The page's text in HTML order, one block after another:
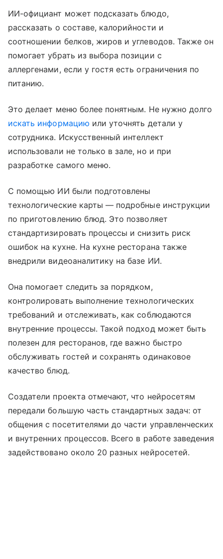
ИИ-официант может подсказать блюдо,
рассказать о составе, калорийности и
соотношении белков, жиров и углеводов. Также он
помогает убрать из выбора позиции с
аллергенами, если у гостя есть ограничения по
питанию.
Это делает меню более понятным. Не нужно долго
искать информацию или уточнять детали у
сотрудника. Искусственный интеллект
использовали не только в зале, но и при
разработке самого меню.
С помощью ИИ были подготовлены
технологические карты — подробные инструкции
по приготовлению блюд. Это позволяет
стандартизировать процессы и снизить риск
ошибок на кухне. На кухне ресторана также
внедрили видеоаналитику на базе ИИ.
Она помогает следить за порядком,
контролировать выполнение технологических
требований и отслеживать, как соблюдаются
внутренние процессы. Такой подход может быть
полезен для ресторанов, где важно быстро
обслуживать гостей и сохранять одинаковое
качество блюд.
Создатели проекта отмечают, что нейросетям
передали большую часть стандартных задач: от
общения с посетителями до части управленческих
и внутренних процессов. Всего в работе заведения
задействовано около 20 разных нейросетей.